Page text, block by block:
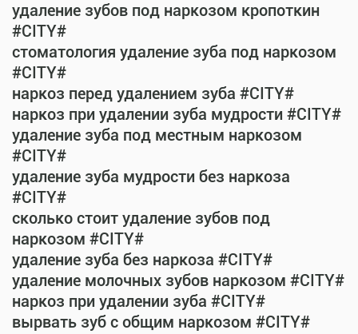
удаление зубов под наркозом кропоткин
#CITY#
стоматология удаление зуба под наркозом
#CITY#
наркоз перед удалением зуба #CITY#
наркоз при удалении зуба мудрости #CITY#
удаление зуба под местным наркозом
#CITY#
удаление зуба мудрости без наркоза
#CITY#
сколько стоит удаление зубов под
наркозом #CITY#
удаление зуба без наркоза #CITY#
удаление молочных зубов наркозом #CITY#
наркоз при удалении зуба #CITY#
вырвать зуб с общим наркозом #CITY#